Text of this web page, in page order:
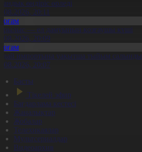
өндіріс өрледі
20:11
— ел дамуының қозғаушы күші
20:09
импортына уақытша тыйым салынды
20:07
Басты
Тікелей эфир
Бағдарлама кестесі
Жаңалықтар
Жобалар
Телехикаялар
Мультсериалдар
Видеоархив